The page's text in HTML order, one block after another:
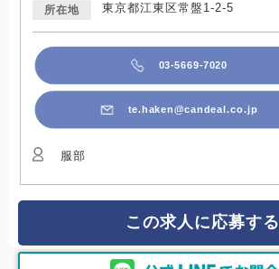
所在地 東京都江東区常盤1-2-5
03-5669-7020
te.haken@candeal.co.jp
服部
この求人に応募する